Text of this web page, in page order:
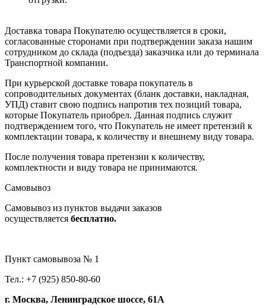
Доставка товара Покупателю осуществляется в сроки,
согласованные сторонами при подтверждении заказа нашим
сотрудником до склада (подъезда) заказчика или до терминала
Транспортной компании.
При курьерской доставке товара покупатель в
сопроводительных документах (бланк доставки, накладная,
УПД) ставит свою подпись напротив тех позиций товара,
которые Покупатель приобрел. Данная подпись служит
подтверждением того, что Покупатель не имеет претензий к
комплектации товара, к количеству и внешнему виду товара.
После получения товара претензии к количеству,
комплектности и виду товара не принимаются.
Самовывоз
Самовывоз из пунктов выдачи заказов
осуществляется бесплатно.
Пункт самовывоза № 1
Тел.: +7 (925) 850-80-60
г. Москва, Ленинградское шоссе, 61А